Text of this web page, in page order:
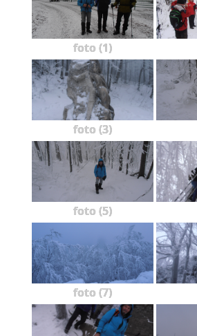
foto (1)
foto (3)
foto (5)
foto (7)